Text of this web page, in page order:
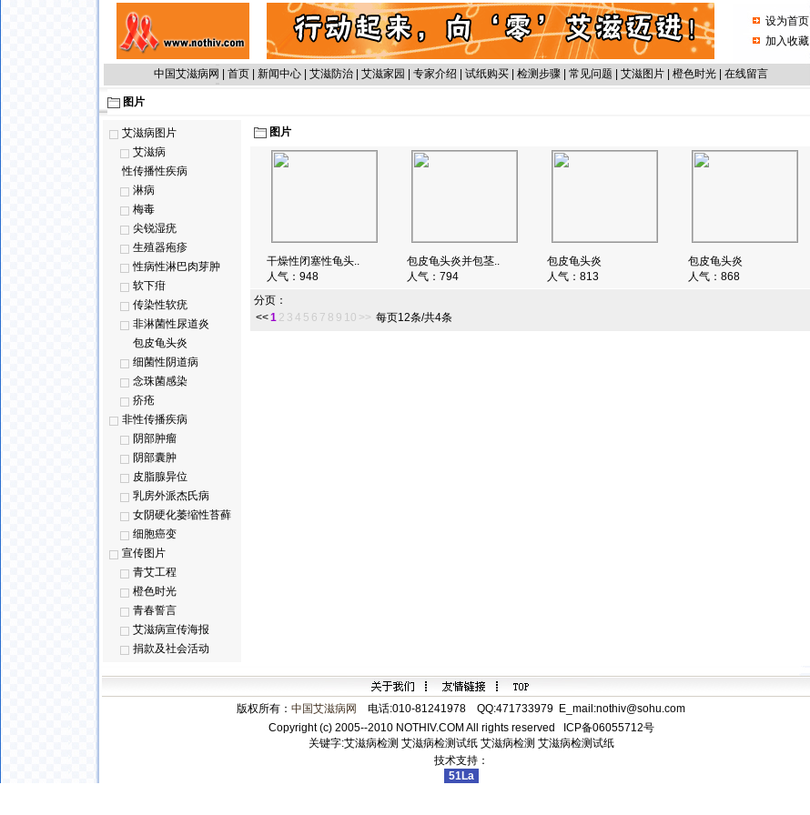
设为首页
加入收藏
中国艾滋病网 首页 新闻中心 艾滋防治 艾滋家园 专家介绍 试纸购买 检测步骤 常见问题 艾滋图片 橙色时光 在线留言
图片
艾滋病图片
艾滋病
性传播性疾病
淋病
梅毒
尖锐湿疣
生殖器疱疹
性病性淋巴肉芽肿
软下疳
传染性软疣
非淋菌性尿道炎
包皮龟头炎
细菌性阴道病
念珠菌感染
疥疮
非性传播疾病
阴部肿瘤
阴部囊肿
皮脂腺异位
乳房外派杰氏病
女阴硬化萎缩性苔藓
细胞癌变
宣传图片
青艾工程
橙色时光
青春誓言
艾滋病宣传海报
捐款及社会活动
图片
干燥性闭塞性龟头..
人气： 948
包皮龟头炎并包茎..
人气： 794
包皮龟头炎
人气： 813
包皮龟头炎
人气： 868
分页：
<<1 2 3 4 5 6 7 8 9 10 >> 每页12条/共4条
版权所有： 中国艾滋病网 电话:010-81241978 QQ:471733979 E_mail:nothiv@sohu.com
Copyright (c) 2005--2010 NOTHIV.COM All rights reserved
ICP备06055712号
关键字:艾滋病检测 艾滋病检测试纸 艾滋病检测 艾滋病检测试纸
技术支持：
51La